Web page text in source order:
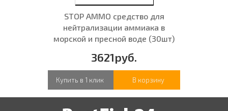
STOP AMMO средство для
нейтрализации аммиака в
морской и пресной воде (30шт)
3621руб.
Купить в 1 клик В корзину